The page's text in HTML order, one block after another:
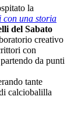
la
con una storia
del Sabato
creativo
con
partendo da punti
tante
calciobalilla